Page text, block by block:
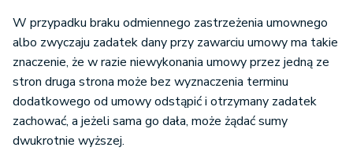
W przypadku braku odmiennego zastrzeżenia umownego
albo zwyczaju zadatek dany przy zawarciu umowy ma takie
znaczenie, że w razie niewykonania umowy przez jedną ze
stron druga strona może bez wyznaczenia terminu
dodatkowego od umowy odstąpić i otrzymany zadatek
zachować, a jeżeli sama go dała, może żądać sumy
dwukrotnie wyższej.